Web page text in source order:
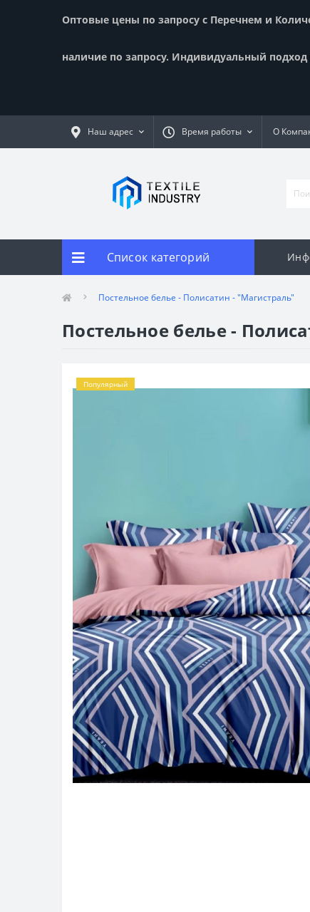
Оптовые цены по запросу с Перечнем и
наличие по запросу. Индивидуальный
Наш адрес Время работы О
Список категорий
Постельное белье - Полисатин - "Магистраль"
Постельное белье -
Популярный